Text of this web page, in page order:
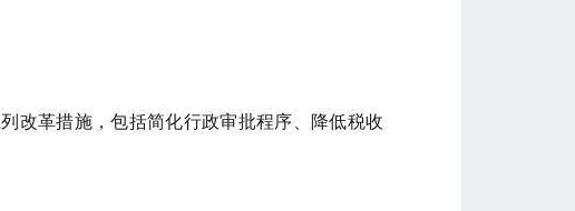
改革措施，包括简化行政审批程序、降低税收